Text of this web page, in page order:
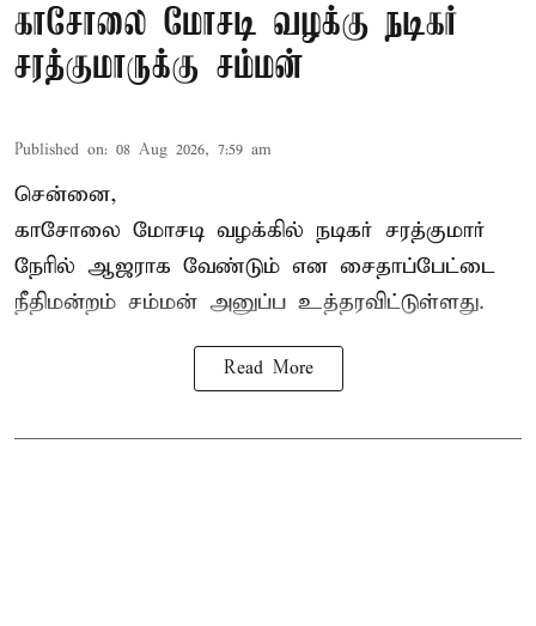
காசோலை மோசடி வழக்கு நடிகர்
சரத்குமாருக்கு சம்மன்
Published on: 08 Aug 2026, 7:59 am
சென்னை,
காசோலை மோசடி வழக்கில் நடிகர் சரத்குமார்
நேரில் ஆஜராக வேண்டும் என சைதாப்பேட்டை
நீதிமன்றம் சம்மன் அனுப்ப உத்தரவிட்டுள்ளது.
Read More